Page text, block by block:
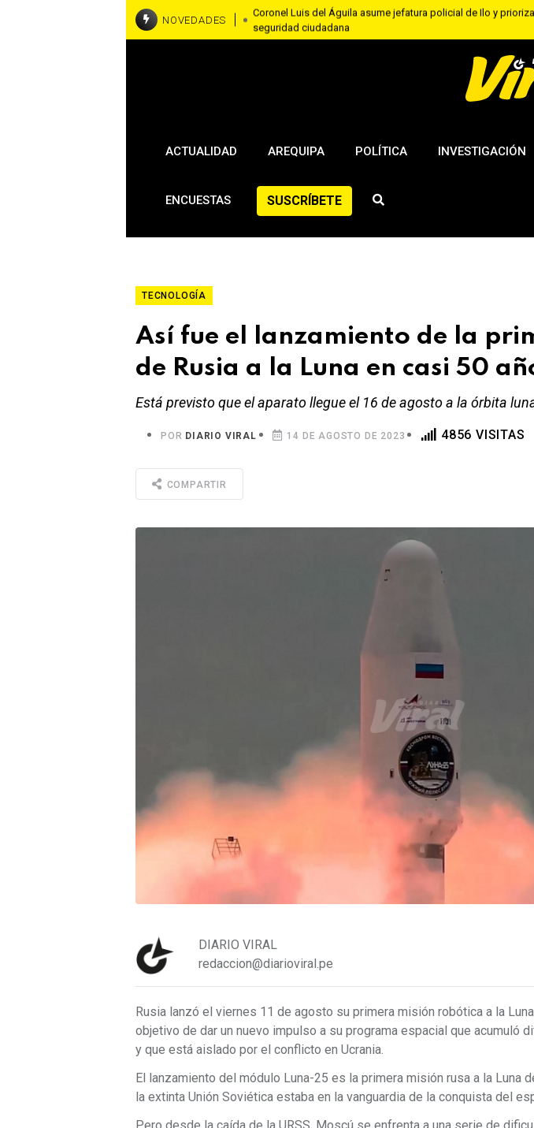
NOVEDADES
Coronel Luis del Águila asume jefatura policial de Ilo y
seguridad ciudadana
Brasil y Estados Unidos elevan tensión diplomática tras retiro
ACTUALIDAD AREQUIPA POLÍTICA INVESTIGACIÓN
ENCUESTAS SUSCRÍBETE
TECNOLOGÍA
Así fue el lanzamiento de la
de Rusia a la Luna en casi 50
Está previsto que el aparato llegue el 16 de agosto a la órbita
POR DIARIO VIRAL 14 DE AGOSTO DE 2023 4856 VISITAS
COMPARTIR
DIARIO VIRAL
redaccion@diarioviral.pe
Rusia lanzó el viernes 11 de agosto su primera misión robótica a la
objetivo de dar un nuevo impulso a su programa espacial que acumuló
y que está aislado por el conflicto en Ucrania.
El lanzamiento del módulo Luna-25 es la primera misión rusa a la Luna
la extinta Unión Soviética estaba en la vanguardia de la conquista del